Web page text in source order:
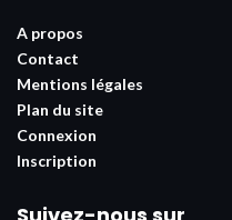
A propos
Contact
Mentions légales
Plan du site
Connexion
Inscription